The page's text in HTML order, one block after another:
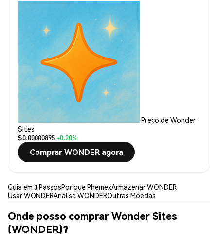
Preço de Wonder
Sites
$0.00000895+0.20%
Comprar WONDER agora
Guia em 3 PassosPor que PhemexArmazenar WONDER
Usar WONDERAnálise WONDEROutras Moedas
Onde posso comprar Wonder Sites
(WONDER)?